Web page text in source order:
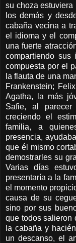
su choza
los demás y
cabaña vecina a
el idioma y el
una fuerte
compartiendo sus
compuesta por el
la flauta de una
Frankenstein;
Agatha, la más
Safie, al
creciendo el
familia, a
presencia,
que él mismo
demostrarles su
Varias días
presentaría a la
el momento
causa de su
sino por sus
que todos salieron
la cabaña y
un descanso, el